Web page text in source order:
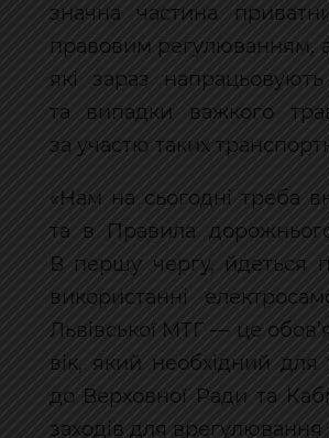
значна частина
правовим регулюванням,
які зараз
та випадки важкого
за участю таких
«Нам на сьогодні треба
та в Правила
В першу чергу, йдеться
використанні
Львівської МТГ — це
вік, який необхідний
до Верховної Ради та
заходів для врегулювання